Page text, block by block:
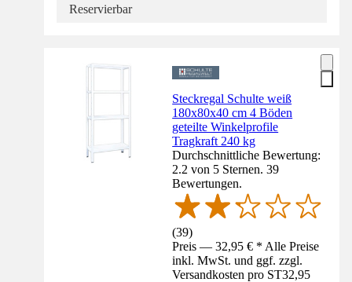
Reservierbar
Steckregal Schulte weiß
180x80x40 cm 4 Böden
geteilte Winkelprofile
Tragkraft 240 kg
Durchschnittliche Bewertung:
2.2 von 5 Sternen. 39
Bewertungen.
(39)
Preis — 32,95 € * Alle Preise
inkl. MwSt. und ggf. zzgl.
Versandkosten pro ST32,95